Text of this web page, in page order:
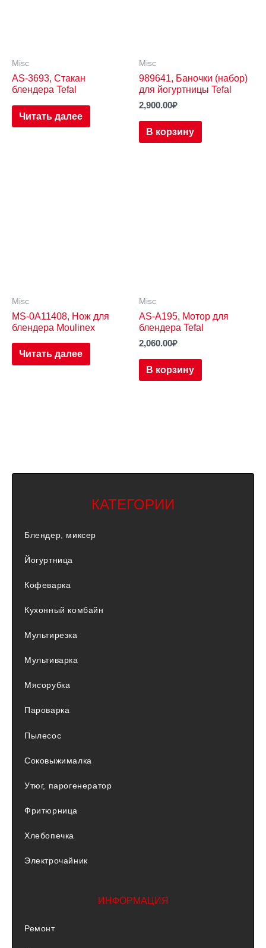
Misc
AS-3693, Стакан
блендера Tefal
Читать далее
Misc
989641, Баночки (набор)
для йогуртницы Tefal
2,900.00₽
В корзину
Misc
MS-0A11408, Нож для
блендера Moulinex
Читать далее
Misc
AS-A195, Мотор для
блендера Tefal
2,060.00₽
В корзину
КАТЕГОРИИ
Блендер, миксер
Йогуртница
Кофеварка
Кухонный комбайн
Мультирезка
Мультиварка
Мясорубка
Пароварка
Пылесос
Соковыжималка
Утюг, парогенератор
Фритюрница
Хлебопечка
Электрочайник
ИНФОРМАЦИЯ
Ремонт